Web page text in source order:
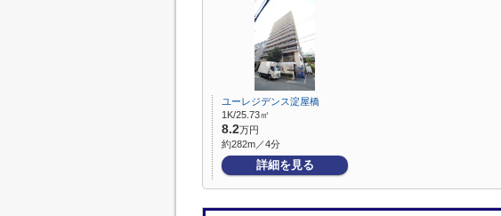
ユーレジデンス淀屋橋
1K/25.73㎡
8.2万円
約282m／4分
詳細を見る